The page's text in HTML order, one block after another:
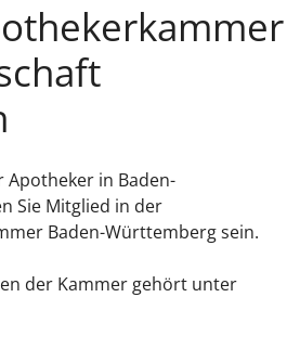
in Baden-
Sie Mitglied in der
Baden-Württemberg sein.
der Kammer gehört unter